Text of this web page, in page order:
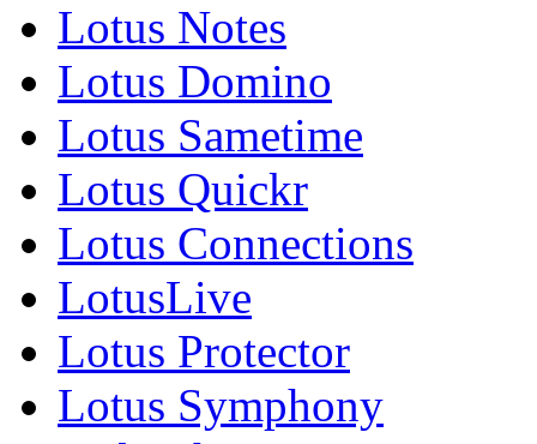
Lotus Notes
Lotus Domino
Lotus Sametime
Lotus Quickr
Lotus Connections
LotusLive
Lotus Protector
Lotus Symphony